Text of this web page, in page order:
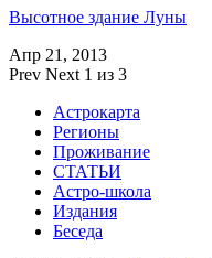
Высотное здание Луны
Апр 21, 2013
Prev Next 1 из 3
Астрокарта
Регионы
Проживание
СТАТЬИ
Астро-школа
Издания
Беседа